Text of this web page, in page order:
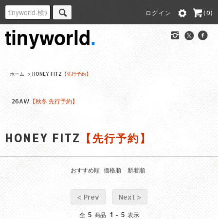
ログイン (0)
ホーム > HONEY FITZ 【先行予約】
26AW 【秋冬 先行予約】
HONEY FITZ 【先行予約】
おすすめ順 価格順 新着順
< Prev Next >
全 5 商品 1 - 5 表示